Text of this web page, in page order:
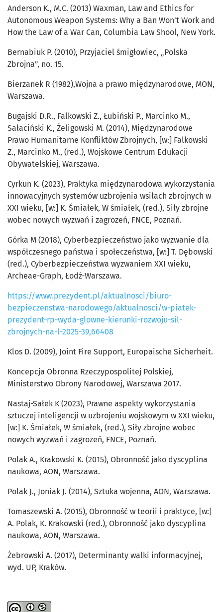
Anderson K., M.C. (2013) Waxman, Law and Ethics for
Autonomous Weapon Systems: Why a Ban Won’t Work and
How the Law of a War Can, Columbia Law Shool, New York.
Bernabiuk P. (2010), Przyjaciel śmigłowiec, „Polska
Zbrojna”, no. 15.
Bierzanek R (1982),Wojna a prawo międzynarodowe, MON,
Warszawa.
Bugajski D.R., Falkowski Z., Łubiński P., Marcinko M.,
Sałaciński K., Żeligowski M. (2014), Międzynarodowe
Prawo Humanitarne Konfliktów Zbrojnych, [w:] Falkowski
Z., Marcinko M., (red.), Wojskowe Centrum Edukacji
Obywatelskiej, Warszawa.
Cyrkun K. (2023), Praktyka międzynarodowa wykorzystania
innowacyjnych systemów uzbrojenia wsiłach zbrojnych w
XXI wieku, [w:] K. Śmiałek, W śmiałek, (red.), Siły zbrojne
wobec nowych wyzwań i zagrozeń, FNCE, Poznań.
Górka M (2018), Cyberbezpieczeństwo jako wyzwanie dla
współczesnego państwa i społeczeństwa, [w:] T. Dębowski
(red.), Cyberbezpieczeństwa wyzwaniem XXI wieku,
Archeae-Graph, Łodź-Warszawa.
https://www.prezydent.pl/aktualnosci/biuro-
bezpieczenstwa-narodowego/aktualnosci/w-piatek-
prezydent-rp-wyda-glowne-kierunki-rozwoju-sil-
zbrojnych-na-l-2025-39,66408
Klos D. (2009), Joint Fire Support, Europaische Sicherheit.
Koncepcja Obronna Rzeczypospolitej Polskiej,
Ministerstwo Obrony Narodowej, Warszawa 2017.
Nastaj-Sałek K (2023), Prawne aspekty wykorzystania
sztuczej inteligencji w uzbrojeniu wojskowym w XXI wieku,
[w:] K. Śmiałek, W śmiałek, (red.), Siły zbrojne wobec
nowych wyzwań i zagrozeń, FNCE, Poznań.
Polak A., Krakowski K. (2015), Obronność jako dyscyplina
naukowa, AON, Warszawa.
Polak J., Joniak J. (2014), Sztuka wojenna, AON, Warszawa.
Tomaszewski A. (2015), Obronność w teorii i praktyce, [w:]
A. Polak, K. Krakowski (red.), Obronność jako dyscyplina
naukowa, AON, Warszawa.
Żebrowski A. (2017), Determinanty walki informacyjnej,
wyd. UP, Kraków.